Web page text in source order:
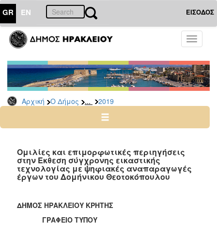
GR EN ΕΙΣΟΔΟΣ
Toggle
Αρχική Ο Δήμος ... 2019
ΔΗΜΟΣ
Δελτία
Τύπου
Αρχείο
2026
2024
2022
2021
2019
2018
Ομιλίες και επιμορφωτικές περιηγήσεις
στην Έκθεση σύγχρονης εικαστικής
τεχνολογίας με ψηφιακές αναπαραγωγές
έργων του Δομήνικου Θεοτοκόπουλου
ΔΗΜΟΣ ΗΡΑΚΛΕΙΟΥ ΚΡΗΤΗΣ
ΓΡΑΦΕΙΟ ΤΥΠΟΥ